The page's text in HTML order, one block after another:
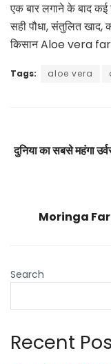
एक बार लगाने के बाद कई
सही पौधा, संतुलित
किसान Aloe vera
Tags: aloe vera
दुनिया का सबसे महंगा
Moringa
Search
Recent